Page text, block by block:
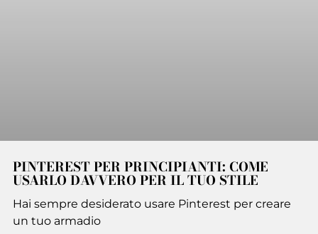
PINTEREST PER PRINCIPIANTI: COME
USARLO DAVVERO PER IL TUO STILE
Hai sempre desiderato usare Pinterest per creare
un tuo armadio